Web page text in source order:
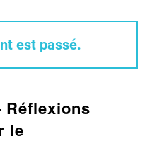
est passé.
Réflexions
le